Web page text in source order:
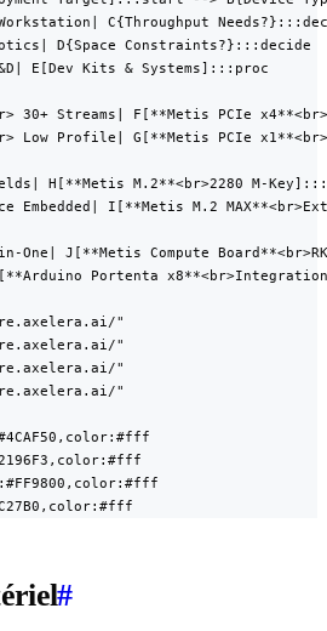
C{Throughput
D{Space Constraints?}:::decide
E[Dev Kits & Systems]:::proc
30+ Streams| F[**Metis PCIe
Low Profile| G[**Metis PCIe
H[**Metis M.2**<br>2280 M-
Embedded| I[**Metis M.2
One| J[**Metis Compute
Portenta
"
"
"
"
#